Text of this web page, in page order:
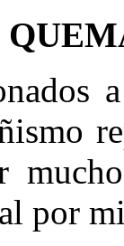
por